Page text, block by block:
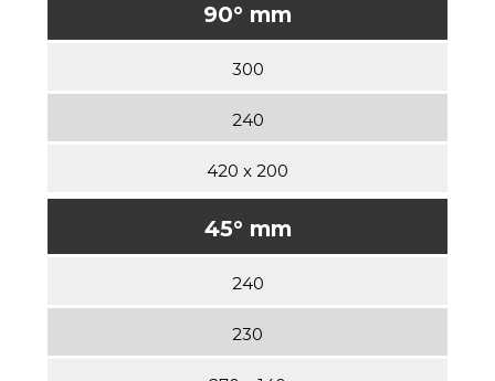
90° mm
300
240
420 x 200
45° mm
240
230